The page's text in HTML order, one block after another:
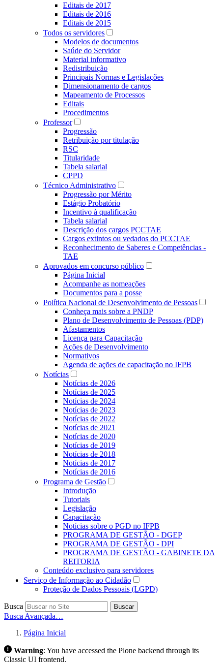
Editais de 2017
Editais de 2016
Editais de 2015
Todos os servidores
Modelos de documentos
Saúde do Servidor
Material informativo
Redistribuição
Principais Normas e Legislações
Dimensionamento de cargos
Mapeamento de Processos
Editais
Procedimentos
Professor
Progressão
Retribuição por titulação
RSC
Titularidade
Tabela salarial
CPPD
Técnico Administrativo
Progressão por Mérito
Estágio Probatório
Incentivo à qualificação
Tabela salarial
Descrição dos cargos PCCTAE
Cargos extintos ou vedados do PCCTAE
Reconhecimento de Saberes e Competências -
TAE
Aprovados em concurso público
Página Inicial
Acompanhe as nomeações
Documentos para a posse
Política Nacional de Desenvolvimento de Pessoas
Conheça mais sobre a PNDP
Plano de Desenvolvimento de Pessoas (PDP)
Afastamentos
Licença para Capacitação
Ações de Desenvolvimento
Normativos
Agenda de ações de capacitação no IFPB
Notícias
Notícias de 2026
Notícias de 2025
Notícias de 2024
Notícias de 2023
Notícias de 2022
Notícias de 2021
Notícias de 2020
Notícias de 2019
Notícias de 2018
Notícias de 2017
Notícias de 2016
Programa de Gestão
Introdução
Tutoriais
Legislação
Capacitação
Notícias sobre o PGD no IFPB
PROGRAMA DE GESTÃO - DGEP
PROGRAMA DE GESTÃO - DPI
PROGRAMA DE GESTÃO - GABINETE DA
REITORIA
Conteúdo exclusivo para servidores
Serviço de Informação ao Cidadão
Proteção de Dados Pessoais (LGPD)
Busca Buscar
Busca Avançada…
Página Inicial
Warning: You have accessed the Plone backend through its
Classic UI frontend.